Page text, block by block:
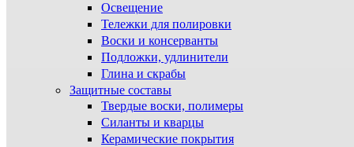
Освещение
Тележки для полировки
Воски и консерванты
Подложки, удлинители
Глина и скрабы
Защитные составы
Твердые воски, полимеры
Силанты и кварцы
Керамические покрытия